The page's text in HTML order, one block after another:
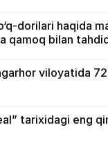
dorilari haqida
qamoq bilan
viloyatida
tarixidagi eng